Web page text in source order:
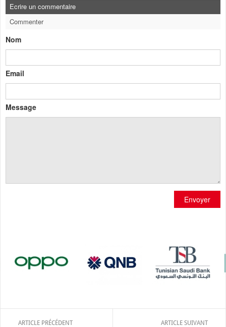
Ecrire un commentaire
Commenter
Nom
Email
Message
Envoyer
ARTICLE PRÉCÉDENT ARTICLE SUIVANT